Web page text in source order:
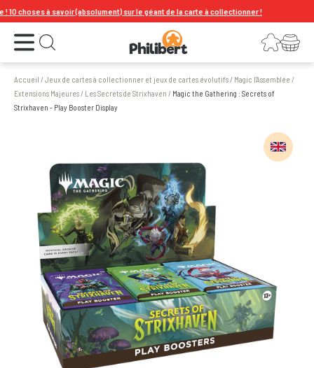
choses à savoir (absolument) sur le géant de la carte à collectionner !
Ouvrir le menu Ouvrir la recherche Connexion
Votre panier
Accueil /Jeux de cartes à collectionner et jeux de cartes évolutifs/ Magic l'Assemblée /
Extensions Majeures/ Les Secrets de Strixhaven / Magic the Gathering : Secrets of
Strixhaven - Play Booster Display